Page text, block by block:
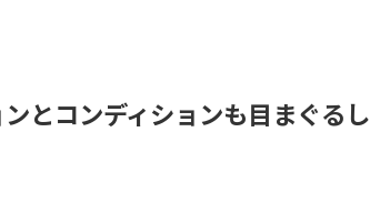
とコンディションも目まぐるし